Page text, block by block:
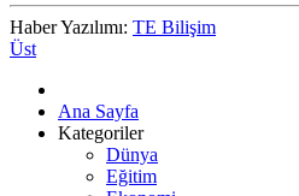
Haber Yazılımı: TE Bilişim
Üst
Ana Sayfa
Kategoriler
Dünya
Eğitim